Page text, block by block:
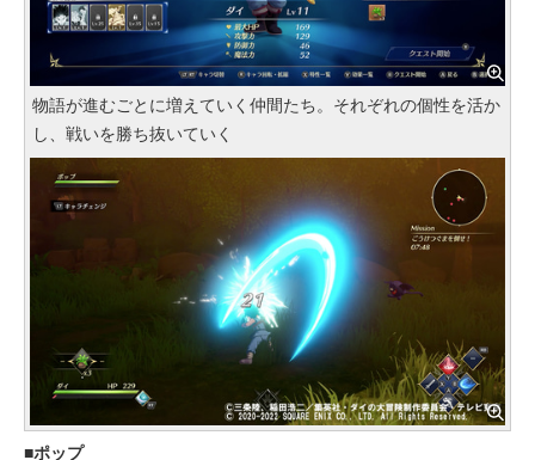
物語が進むごとに増えていく仲間たち。それぞれの個性を活か
し、戦いを勝ち抜いていく
ポップ